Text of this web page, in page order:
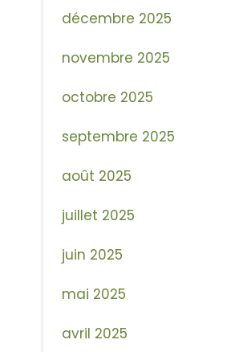
décembre 2025
novembre 2025
octobre 2025
septembre 2025
août 2025
juillet 2025
juin 2025
mai 2025
avril 2025